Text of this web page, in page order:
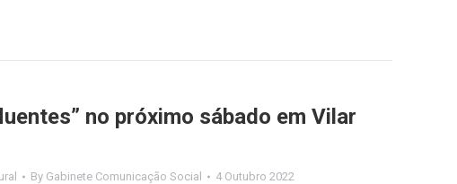
no próximo sábado em Vilar
By Gabinete Comunicação Social 4 Outubro 2022